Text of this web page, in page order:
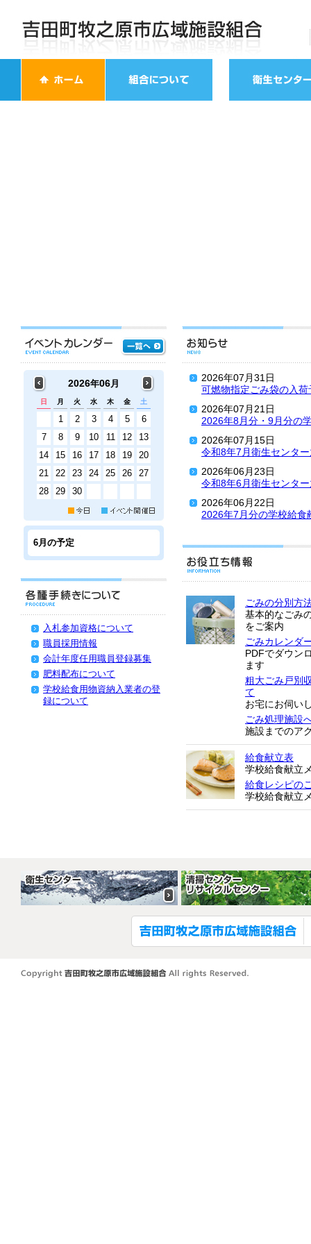
2026年07月31日
可燃物指定ごみ袋の入
2026年07月21日
2026年8月分・9月分の
2026年07月15日
令和8年7月衛生センタ
2026年06月23日
令和8年6月衛生センタ
2026年06月22日
2026年7月分の学校給食
ごみの分別方
基本的なごみ
をご案内
ごみカレンダ
PDFでダウン
ます
粗大ごみ戸別
て
お宅にお伺い
ごみ処理施設
施設までのア
給食献立表
学校給食献立
給食レシピの
学校給食献立
2026年06月
日 月 火 水 木 金 土
1 2 3 4 5
6
7
8 9 10 11 12
13
14
15 16 17 18 19
20
21
22 23 24 25 26
27
28
29 30
6月の予定
入札参加資格について
職員採用情報
会計年度任用職員登録募集
肥料配布について
学校給食用物資納入業者の登
録について